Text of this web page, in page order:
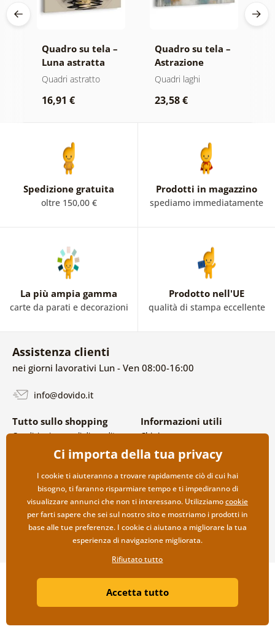
Quadro su tela –
Luna astratta
sull’acqua
Quadri astratto
16,91 €
Quadro su tela –
Astrazione
moderna con
Quadri laghi
23,58 €
Spedizione gratuita
oltre 150,00 €
Prodotti in magazzino
spediamo immediatamente
La più ampia gamma
carte da parati e decorazioni
Prodotto nell'UE
qualità di stampa eccellente
Assistenza clienti
nei giorni lavorativi Lun - Ven 08:00-16:00
info@dovido.it
Tutto sullo shopping
Condizioni generali di vendita e
Politica sulla privacy
Opzioni di spedizione e
pagamento
Reso della merce
Informazioni utili
Chi siamo
FAQ
Contatti
Collaborazione all’ingrosso
Copyright ©2019 © Dovido.it.
Litvanyi.sk| Negozio online creato da
Ci importa della tua privacy
I cookie ti aiuteranno a trovare rapidamente ciò di cui hai
bisogno, ti faranno risparmiare tempo e ti impediranno di
visualizzare annunci che non ti interessano. Utilizziamocookie
per farti sapere che sei sul nostro sito e mostriamo i prodotti in
base alle tue preferenze. I cookie ci aiutano a migliorare la tua
esperienza di navigazione migliorata.
Rifiutato tutto
Accetta tutto